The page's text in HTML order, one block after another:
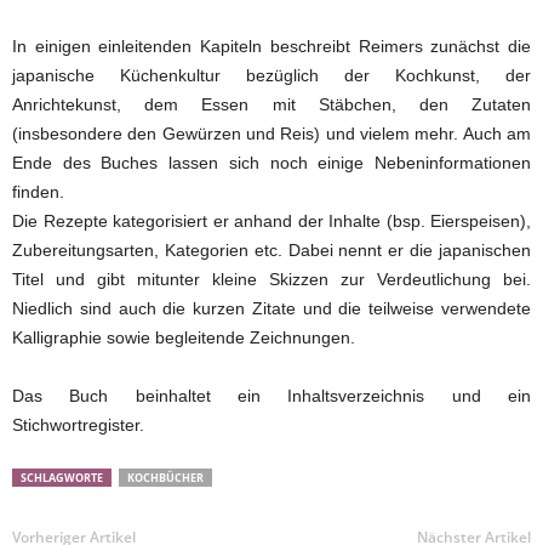
In einigen einleitenden Kapiteln beschreibt Reimers zunächst die
japanische Küchenkultur bezüglich der Kochkunst, der
Anrichtekunst, dem Essen mit Stäbchen, den Zutaten
(insbesondere den Gewürzen und Reis) und vielem mehr. Auch am
Ende des Buches lassen sich noch einige Nebeninformationen
finden.
Die Rezepte kategorisiert er anhand der Inhalte (bsp. Eierspeisen),
Zubereitungsarten, Kategorien etc. Dabei nennt er die japanischen
Titel und gibt mitunter kleine Skizzen zur Verdeutlichung bei.
Niedlich sind auch die kurzen Zitate und die teilweise verwendete
Kalligraphie sowie begleitende Zeichnungen.
Das Buch beinhaltet ein Inhaltsverzeichnis und ein
Stichwortregister.
SCHLAGWORTE KOCHBÜCHER
Vorheriger Artikel Nächster Artikel